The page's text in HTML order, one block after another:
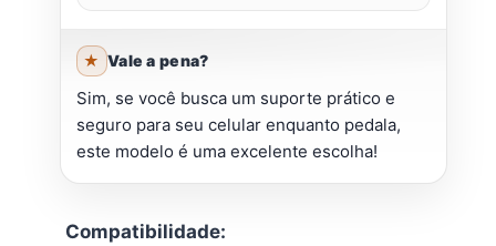
Vale a pena?
Sim, se você busca um suporte prático e
seguro para seu celular enquanto pedala,
este modelo é uma excelente escolha!
Compatibilidade: